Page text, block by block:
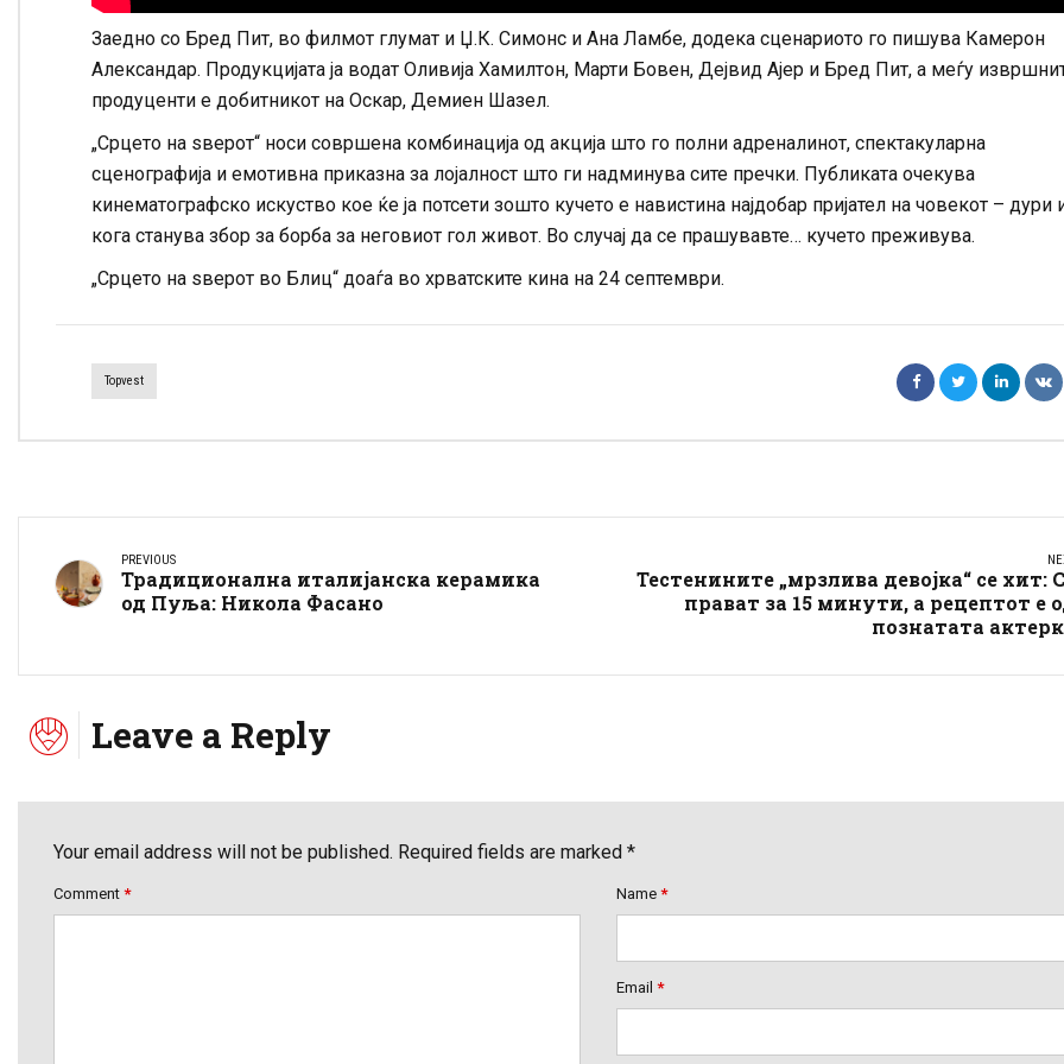
Заедно со Бред Пит, во филмот глумат и Џ.К. Симонс и Ана Ламбе, додека сценариото го пишува Камерон
Александар. Продукцијата ја водат Оливија Хамилтон, Марти Бовен, Дејвид Ајер и Бред Пит, а меѓу
продуценти е добитникот на Оскар, Демиен Шазел.
„Срцето на ѕверот“ носи совршена комбинација од акција што го полни адреналинот, спектакуларна
сценографија и емотивна приказна за лојалност што ги надминува сите пречки. Публиката очекува
кинематографско искуство кое ќе ја потсети зошто кучето е навистина најдобар пријател на човекот – дури
кога станува збор за борба за неговиот гол живот. Во случај да се прашувавте… кучето преживува.
„Срцето на ѕверот во Блиц“ доаѓа во хрватските кина на 24 септември.
Topvest
PREVIOUS
Традиционална италијанска керамика
од Пуља: Никола Фасано
Тестенините „мрзлива девојка“ се хит:
прават за 15 минути, а рецептот е
познатата
Leave a Reply
Your email address will not be published. Required fields are marked *
Comment * Name *
Email *